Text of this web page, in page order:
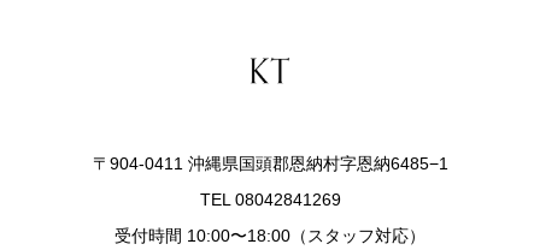
〒904-0411 沖縄県国頭郡恩納村字恩納6485−1
TEL 08042841269
受付時間 10:00〜18:00（スタッフ対応）